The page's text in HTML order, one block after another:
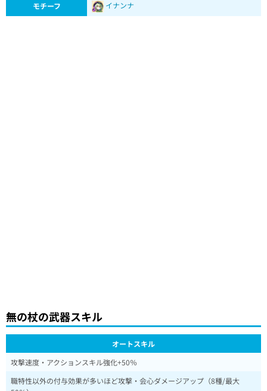
モチーフ
イナンナ
無の杖の武器スキル
オートスキル
攻撃速度・アクションスキル強化+50％
職特性以外の付与効果が多いほど攻撃・会心ダメージアップ（8種/最大